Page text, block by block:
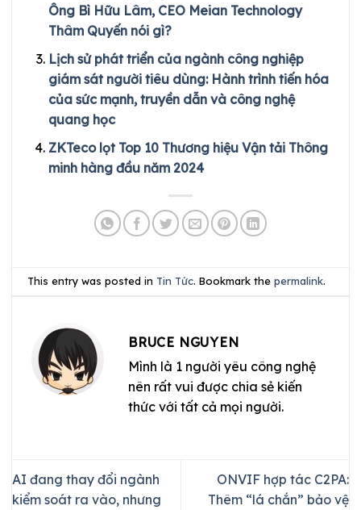
Ông Bì Hữu Lâm, CEO Meian Technology
Thâm Quyến nói gì?
Lịch sử phát triển của ngành công nghiệp
giám sát người tiêu dùng: Hành trình tiến hóa
của sức mạnh, truyền dẫn và công nghệ
quang học
ZKTeco lọt Top 10 Thương hiệu Vận tải Thông
minh hàng đầu năm 2024
This entry was posted in Tin Tức. Bookmark thepermalink.
BRUCE NGUYEN
Mình là 1 người yêu công nghệ
nên rất vui được chia sẻ kiến
thức với tất cả mọi người.
AI đang thay đổi ngành
kiểm soát ra vào, nhưng
ONVIF hợp tác C2PA:
Thêm “lá chắn” bảo vệ